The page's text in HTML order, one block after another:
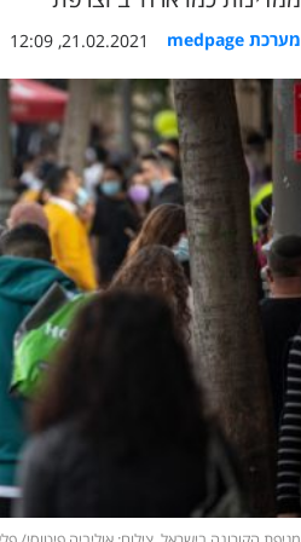
מערכת medpage 21.02.2021, 12:09